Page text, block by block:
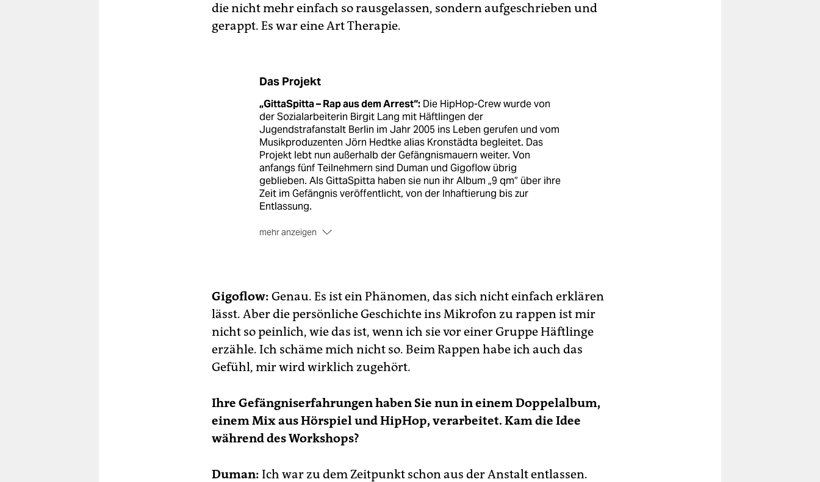
die nicht mehr einfach so rausgelassen, sondern aufgeschrieben und
gerappt. Es war eine Art Therapie.
Das Projekt
„GittaSpitta – Rap aus dem Arrest“:Die HipHop-Crew wurde von
der Sozialarbeiterin Birgit Lang mit Häftlingen der
Jugendstrafanstalt Berlin im Jahr 2005 ins Leben gerufen und vom
Musikproduzenten Jörn Hedtke alias Kronstädta begleitet. Das
Projekt lebt nun außerhalb der Gefängnismauern weiter. Von
anfangs fünf Teilnehmern sind Duman und Gigoflow übrig
geblieben. Als GittaSpitta haben sie nun ihr Album „9 qm“ über ihre
Zeit im Gefängnis veröffentlicht, von der Inhaftierung bis zur
Entlassung.
mehr anzeigen
Verein bei der CD-Konzeption sowie der Produktion der 40 Tracks
und Hörspiele unterstützt.
Knast-Abc:Im Booklet des Albums findet sich ein kleines Lexikon,
in dem Slangworte aus dem Gefängnisalltag erklärt werden – zum
Beispiel „Sprecher“ = Besuch im Gefängnis.
Gigoflow: Genau. Es ist ein Phänomen, das sich nicht einfach erklären
lässt. Aber die persönliche Geschichte ins Mikrofon zu rappen ist mir
nicht so peinlich, wie das ist, wenn ich sie vor einer Gruppe Häftlinge
erzähle. Ich schäme mich nicht so. Beim Rappen habe ich auch das
Gefühl, mir wird wirklich zugehört.
Ihre Gefängniserfahrungen haben Sie nun in einem Doppelalbum,
einem Mix aus Hörspiel und HipHop, verarbeitet. Kam die Idee
während des Workshops?
Duman: Ich war zu dem Zeitpunkt schon aus der Anstalt entlassen.